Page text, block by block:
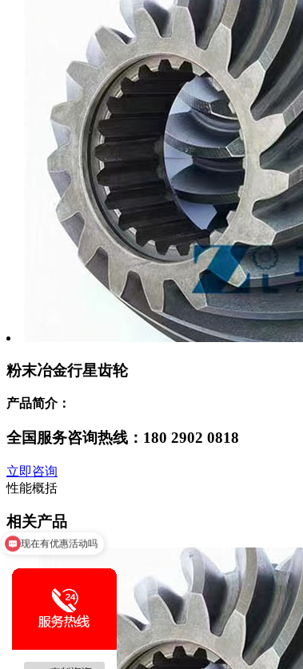
粉末冶金行星齿轮
产品简介：
全国服务咨询热线： 180 2902 0818
立即咨询
性能概括
相关产品
可以介绍下你们的产品么